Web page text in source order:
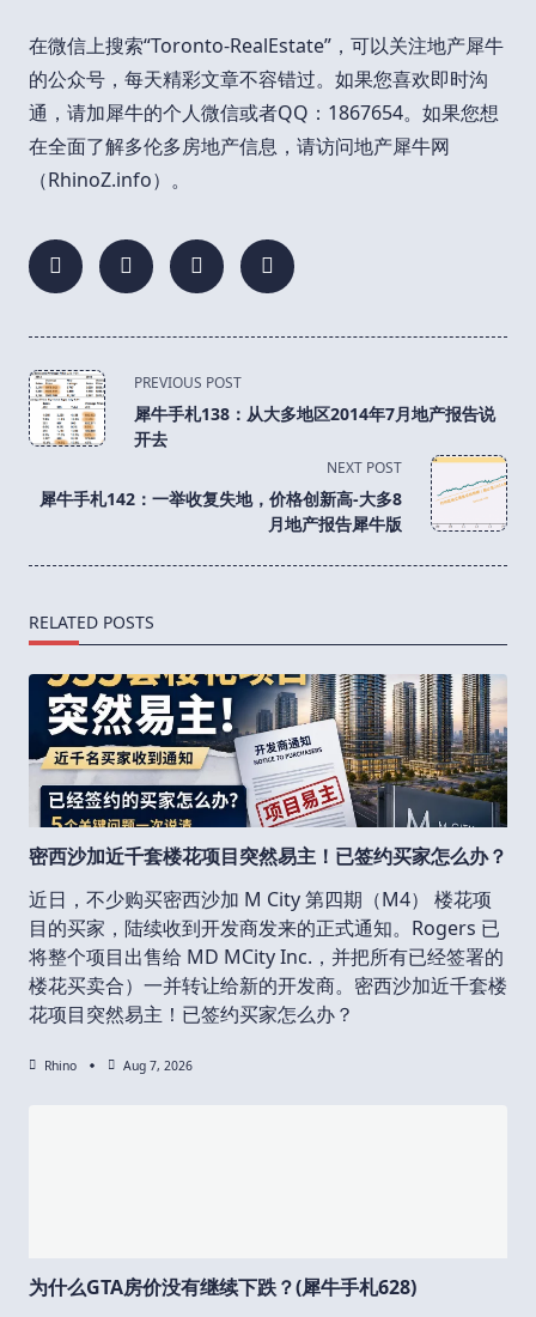
在微信上搜索“Toronto-RealEstate”，可以关注地产犀牛
的公众号，每天精彩文章不容错过。如果您喜欢即时沟
通，请加犀牛的个人微信或者QQ：1867654。如果您想
在全面了解多伦多房地产信息，请访问地产犀牛网
（RhinoZ.info）。
<span
class="nav-
subtitle
reader-
PREVIOUS POST
犀牛手札138：从大多地区2014年7月地产报告说
开去
NEXT POST
犀牛手札142：一举收复失地，价格创新高-大多8
月地产报告犀牛版
RELATED POSTS
密西沙加近千套楼花项目突然易主！已签约买家怎么办？
近日，不少购买密西沙加 M City 第四期（M4） 楼花项
目的买家，陆续收到开发商发来的正式通知。Rogers 已
将整个项目出售给 MD MCity Inc.，并把所有已经签署的
楼花买卖合）一并转让给新的开发商。密西沙加近千套楼
花项目突然易主！已签约买家怎么办？
Rhino Aug 7, 2026
为什么GTA房价没有继续下跌？(犀牛手札628)